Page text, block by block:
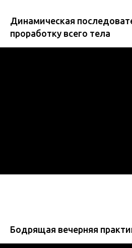
Динамическая
проработку всего тела
Бодрящая вечерняя